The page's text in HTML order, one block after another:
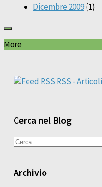
Dicembre 2009(1)
More
RSS - Articoli
Cerca nel Blog
Ricerca
Archivio